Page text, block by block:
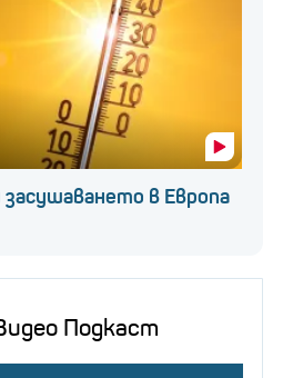
в Европа
Подкаст